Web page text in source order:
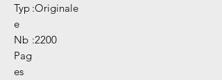
Typ
e
:Originale
Nb
Pag
es
:2200